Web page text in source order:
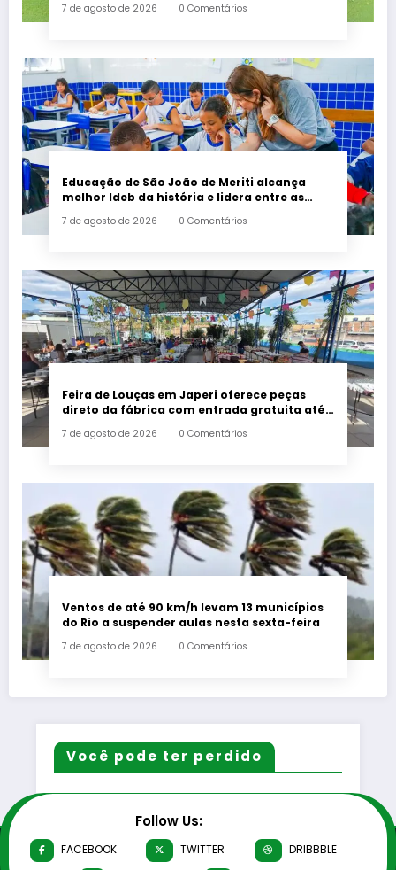
7 de agosto de 2026 0 Comentários
Educação de São João de Meriti alcança
melhor Ideb da história e lidera entre as
7 de agosto de 2026 0 Comentários
Feira de Louças em Japeri oferece peças
direto da fábrica com entrada gratuita até
7 de agosto de 2026 0 Comentários
Ventos de até 90 km/h levam 13 municípios
do Rio a suspender aulas nesta sexta-feira
7 de agosto de 2026 0 Comentários
Você pode ter perdido
Follow Us:
FACEBOOK TWITTER
DRIBBBLE